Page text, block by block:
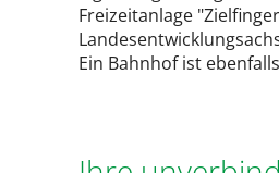
Freizeitanlage
Ein Bahnhof ist